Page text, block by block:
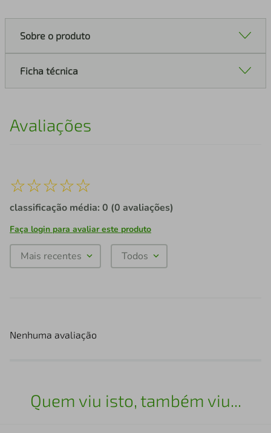
Sobre o produto
Ficha técnica
Avaliações
☆☆☆☆☆
classificação média: 0 (0 avaliações)
Faça login para avaliar este produto
Mais recentes Todos
Nenhuma avaliação
Quem viu isto, também viu...